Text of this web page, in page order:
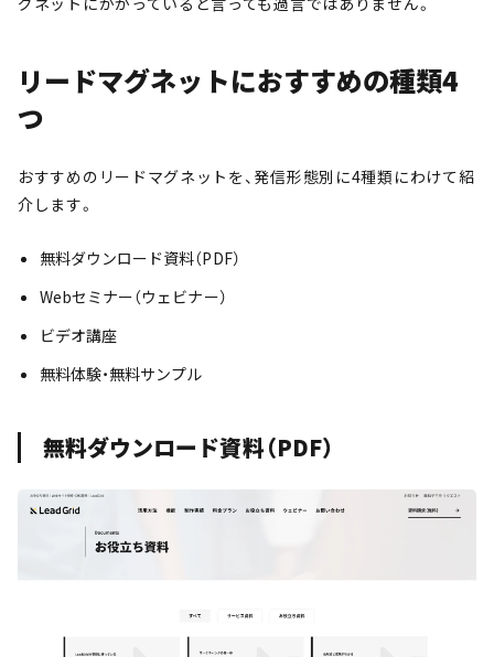
リードマグネットにおすすめの種類4
つ
おすすめのリードマグネットを、発信形態別に4種類にわけて紹
介します。
無料ダウンロード資料（PDF）
Webセミナー（ウェビナー）
ビデオ講座
無料体験・無料サンプル
無料ダウンロード資料（PDF）